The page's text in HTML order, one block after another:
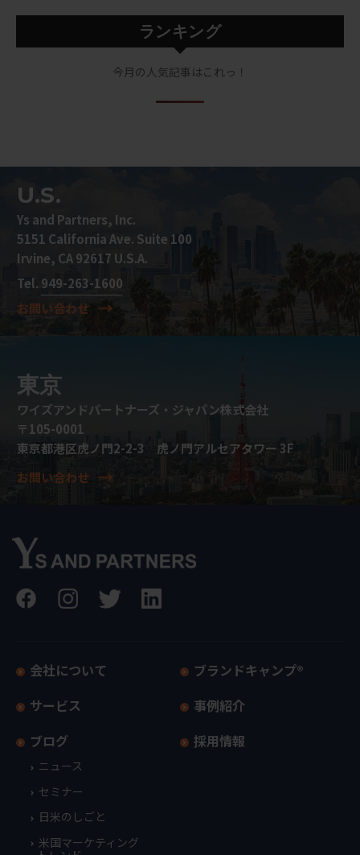
ランキング
今月の人気記事はこれっ！
U.S.
Ys and Partners, Inc.
5151 California Ave. Suite 100
Irvine, CA 92617 U.S.A.
Tel. 949-263-1600
お問い合わせ
東京
ワイズアンドパートナーズ・ジャパン株式会社
〒105-0001
東京都港区虎ノ門2-2-3 虎ノ門アルセアタワー 3F
お問い合わせ
会社について
サービス
ブログ
ニュース
セミナー
日米のしごと
米国マーケティング
ブランドキャンプ®
事例紹介
採用情報